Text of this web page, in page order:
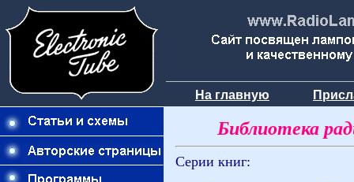
На главную
Библиотека
Серии книг: